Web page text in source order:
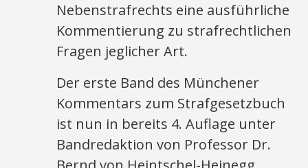
Nebenstrafrechts eine ausführliche
Kommentierung zu strafrechtlichen
Fragen jeglicher Art.
Der erste Band des Münchener
Kommentars zum Strafgesetzbuch
ist nun in bereits 4. Auflage unter
Bandredaktion von Professor Dr.